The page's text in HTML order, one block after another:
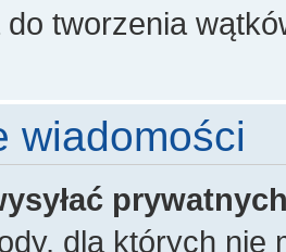
do tworzenia
wiadomości
dla których nie